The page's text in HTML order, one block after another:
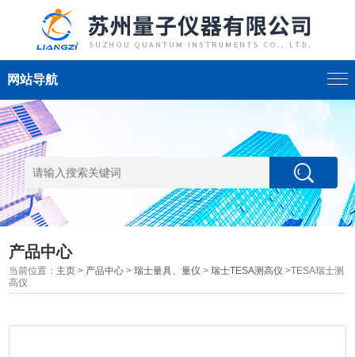
网站导航
产品中心
当前位置： 主页 > 产品中心 >瑞士量具、量仪 >瑞士TESA测高仪 >TESA瑞士测
高仪